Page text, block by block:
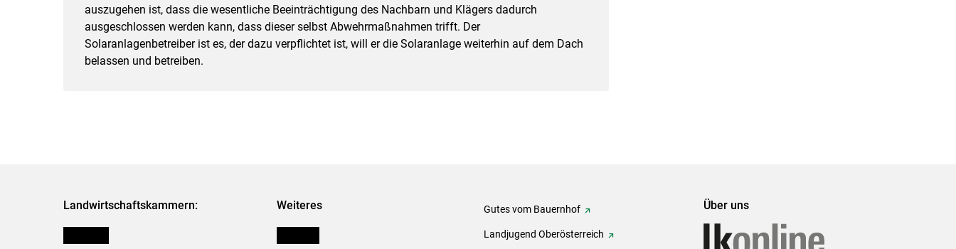
auszugehen ist, dass die wesentliche Beeinträchtigung des Nachbarn und Klägers dadurch
ausgeschlossen werden kann, dass dieser selbst Abwehrmaßnahmen trifft. Der
Solaranlagenbetreiber ist es, der dazu verpflichtet ist, will er die Solaranlage weiterhin auf dem Dach
belassen und betreiben.
Landwirtschaftskammern: Weiteres Gutes vom Bauernhof
Landjugend Oberösterreich
Über uns